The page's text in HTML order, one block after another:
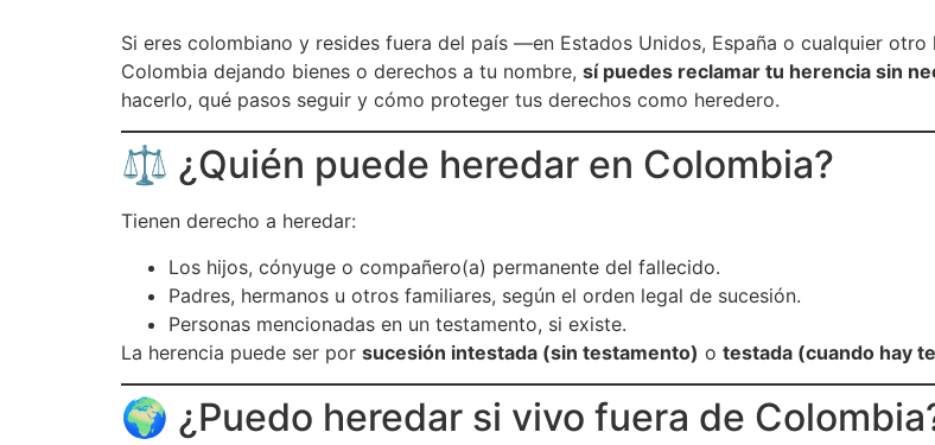
Si eres colombiano y resides fuera del país —en Estados Unidos, España o cualquier
Colombia dejando bienes o derechos a tu nombre, sí puedes reclamar tu herencia sin
hacerlo, qué pasos seguir y cómo proteger tus derechos como heredero.
⚖️ ¿Quién puede heredar en Colombia?
Tienen derecho a heredar:
Los hijos, cónyuge o compañero(a) permanente del fallecido.
Padres, hermanos u otros familiares, según el orden legal de sucesión.
Personas mencionadas en un testamento, si existe.
La herencia puede ser por sucesión intestada (sin testamento) o testada (cuando hay
🌍 ¿Puedo heredar si vivo fuera de